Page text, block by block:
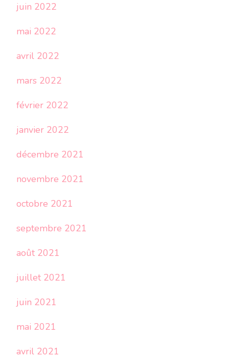
juin 2022
mai 2022
avril 2022
mars 2022
février 2022
janvier 2022
décembre 2021
novembre 2021
octobre 2021
septembre 2021
août 2021
juillet 2021
juin 2021
mai 2021
avril 2021